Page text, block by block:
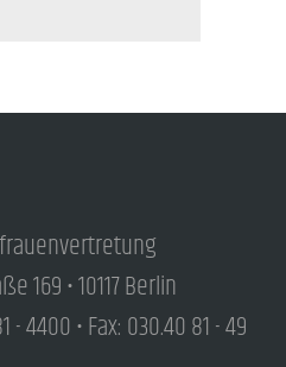
169 • 10117 Berlin
- 4400 • Fax: 030.40 81 - 49